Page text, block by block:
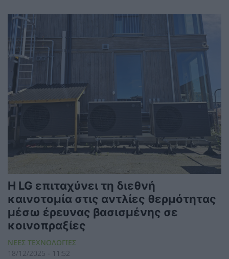
Η LG επιταχύνει τη διεθνή
καινοτομία στις αντλίες θερμότητας
μέσω έρευνας βασισμένης σε
κοινοπραξίες
ΝΕΕΣ ΤΕΧΝΟΛΟΓΙΕΣ
18/12/2025 - 11:52